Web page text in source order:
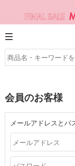
会員のお客様
メールアドレスとパ